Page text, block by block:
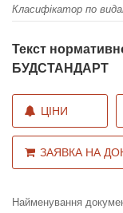
Класифікатор по
Текст
БУДСТАНДАРТ
ЦІНИ
ЗАЯВКА НА
Найменування